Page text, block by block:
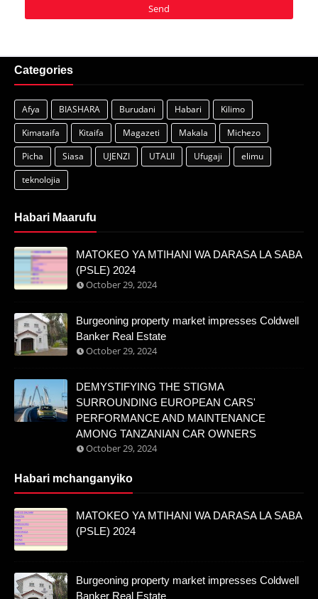
Categories
Afya BIASHARA Burudani Habari
Kilimo
Kimataifa
Kitaifa Magazeti Makala
Michezo
Picha
Siasa UJENZI UTALII Ufugaji
elimu
teknolojia
Habari Maarufu
MATOKEO YA MTIHANI WA DARASA LA SABA
(PSLE) 2024
October 29, 2024
Burgeoning property market impresses Coldwell
Banker Real Estate
October 29, 2024
DEMYSTIFYING THE STIGMA
SURROUNDING EUROPEAN CARS'
PERFORMANCE AND MAINTENANCE
AMONG TANZANIAN CAR OWNERS
October 29, 2024
Habari mchanganyiko
MATOKEO YA MTIHANI WA DARASA LA SABA
(PSLE) 2024
Burgeoning property market impresses Coldwell
Banker Real Estate